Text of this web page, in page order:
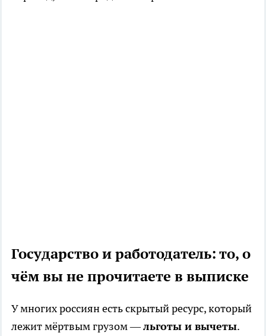
Государство и работодатель: то, о
чём вы не прочитаете в выписке
У многих россиян есть скрытый ресурс, который
лежит мёртвым грузом —льготы и вычеты.